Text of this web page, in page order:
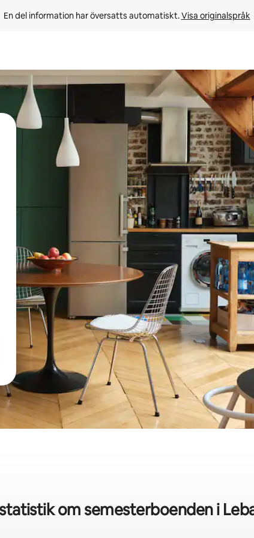
En del information har översatts automatiskt. Visa originalspråk
och nedåtpilarna eller utforska genom att trycka eller svepa.
om semesterboenden i